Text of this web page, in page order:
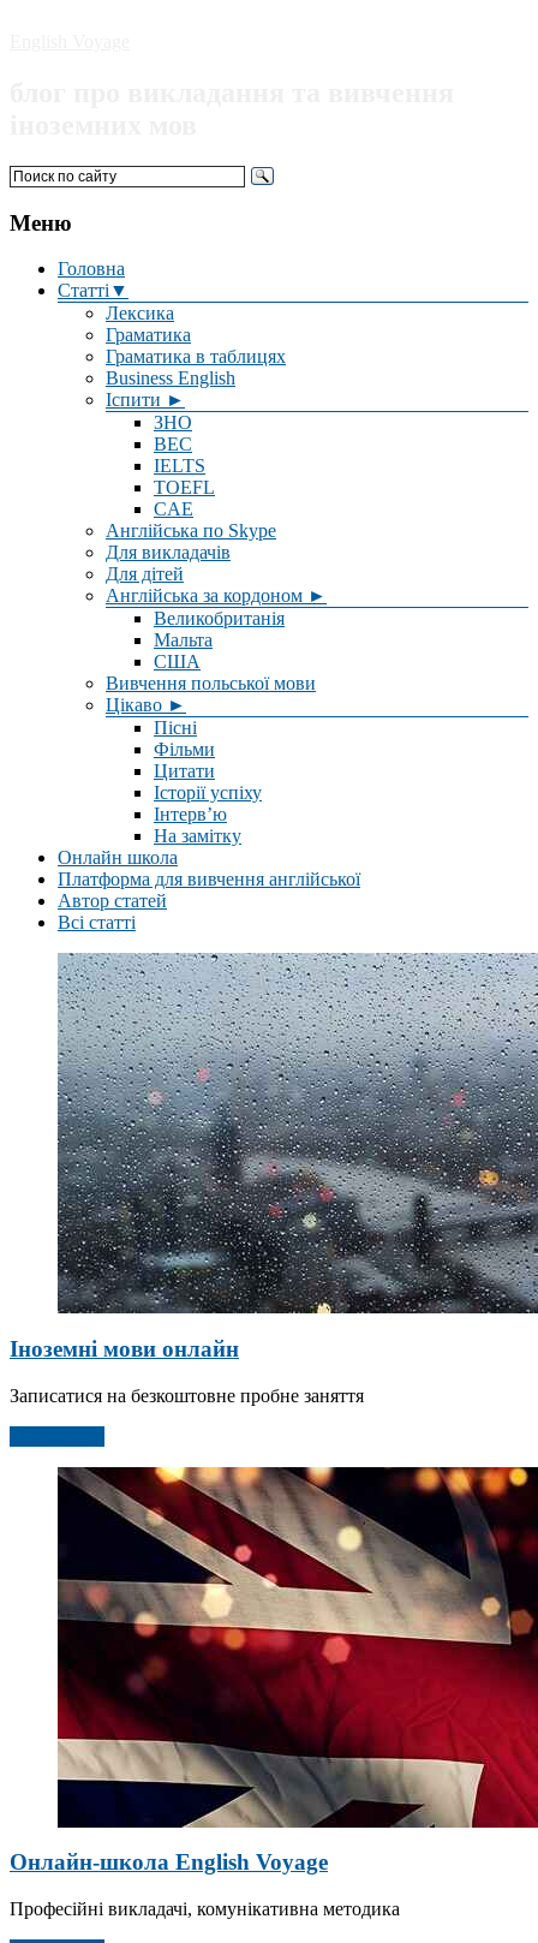
Меню
Головна
Статті▼
Лексика
Граматика
Граматика в таблицях
Business English
Іспити ►
ЗНО
BEC
IELTS
TOEFL
CAE
Англійська по Skype
Для викладачів
Для дітей
Англійська за кордоном ►
Великобританія
Мальта
США
Вивчення польської мови
Цікаво ►
Пісні
Фільми
Цитати
Історії успіху
Інтерв’ю
На замітку
Онлайн школа
Платформа для вивчення англійської
Автор статей
Всі статті
Іноземні мови онлайн
Записатися на безкоштовне пробне заняття
Онлайн-школа English Voyage
Професійні викладачі, комунікативна методика